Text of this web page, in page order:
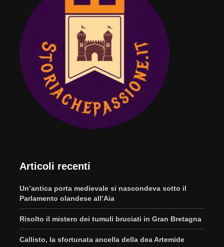
Articoli recenti
Un’antica porta medievale si nascondeva sotto il
Parlamento olandese all’Aia
Risolto il mistero dei tumuli bruciati in Gran Bretagna
Callisto, la sfortunata ancella della dea Artemide